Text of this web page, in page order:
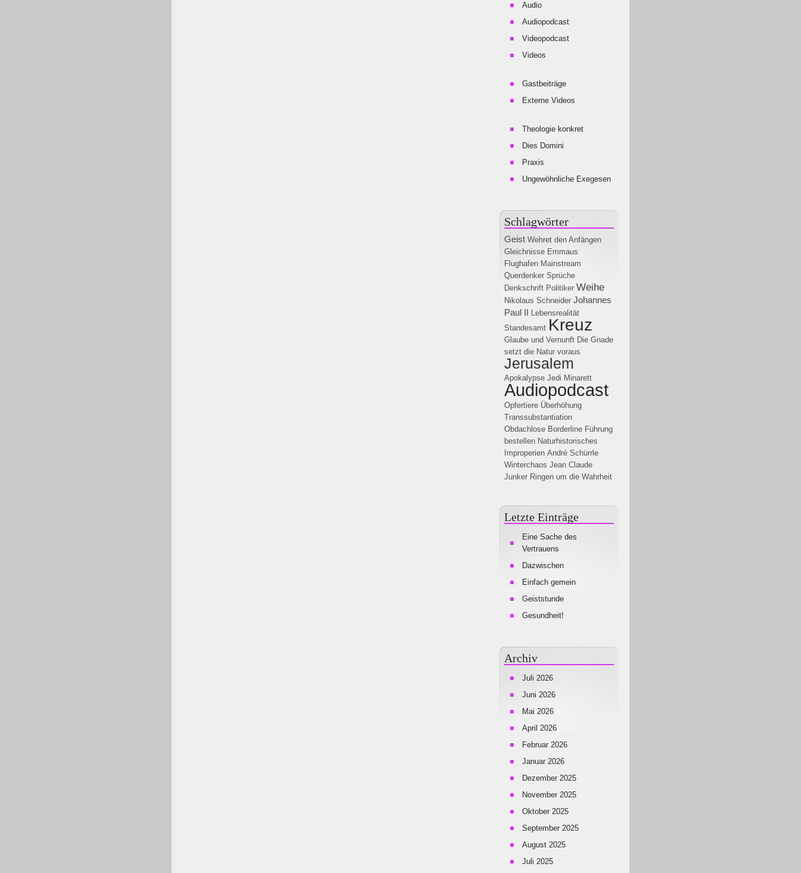
Audio
Audiopodcast
Videopodcast
Videos
Gastbeiträge
Externe Videos
Theologie konkret
Dies Domini
Praxis
Ungewöhnliche Exegesen
Schlagwörter
Geist Wehret den Anfängen
Gleichnisse Emmaus
Flughafen Mainstream
Querdenker Sprüche
Denkschrift Politiker Weihe
Nikolaus Schneider Johannes
Paul II Lebensrealität
Standesamt Kreuz
Glaube und Vernunft Die Gnade
setzt die Natur voraus
Jerusalem
Apokalypse Jedi Minarett
Audiopodcast
Opfertiere Überhöhung
Transsubstantiation
Obdachlose Borderline Führung
bestellen Naturhistorisches
Improperien André Schürrle
Winterchaos Jean Claude
Junker Ringen um die Wahrheit
Letzte Einträge
Eine Sache des
Vertrauens
Dazwischen
Einfach gemein
Geiststunde
Gesundheit!
Archiv
Juli 2026
Juni 2026
Mai 2026
April 2026
Februar 2026
Januar 2026
Dezember 2025
November 2025
Oktober 2025
September 2025
August 2025
Juli 2025